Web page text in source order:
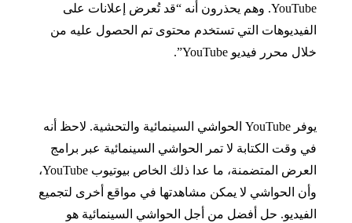
YouTube. وهم يحذرون أنه “قد تُعرض إعلانات على
الفيديوهات التي تستخدم محتوى تم الحصول عليه من
خلال محرر فيديو YouTube”.
يوفر YouTube الحواشي السينمائية والتحشية. لاحظ أنه
في وقت الكتابة لا تمر الحواشي السينمائية عبر برامج
العرض المتضمنة، ما عدا ذلك الخاص بيوتيوب YouTube،
وأن الحواشي لا يمكن مشاهدتها في مواقع أخرى لتجميع
الفيديو. حل أفضل من أجل الحواشي السينمائية هو